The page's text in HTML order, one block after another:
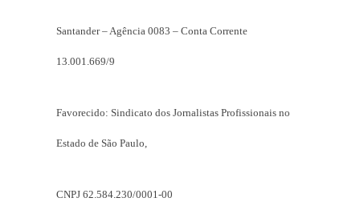
Santander – Agência 0083 – Conta Corrente
13.001.669/9
Favorecido: Sindicato dos Jornalistas Profissionais no
Estado de São Paulo,
CNPJ 62.584.230/0001-00